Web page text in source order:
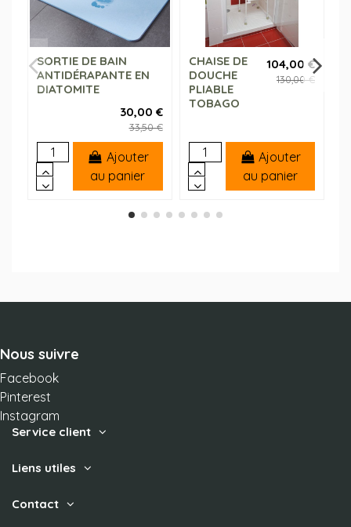
SORTIE DE BAIN
ANTIDÉRAPANTE EN
DIATOMITE
30,00 €
33,50 €
Ajouter
au panier
CHAISE DE
DOUCHE
PLIABLE
TOBAGO
104,00 €
130,00 €
Ajouter
au panier
Nous suivre
Facebook
Pinterest
Instagram
Service client
Liens utiles
Contact